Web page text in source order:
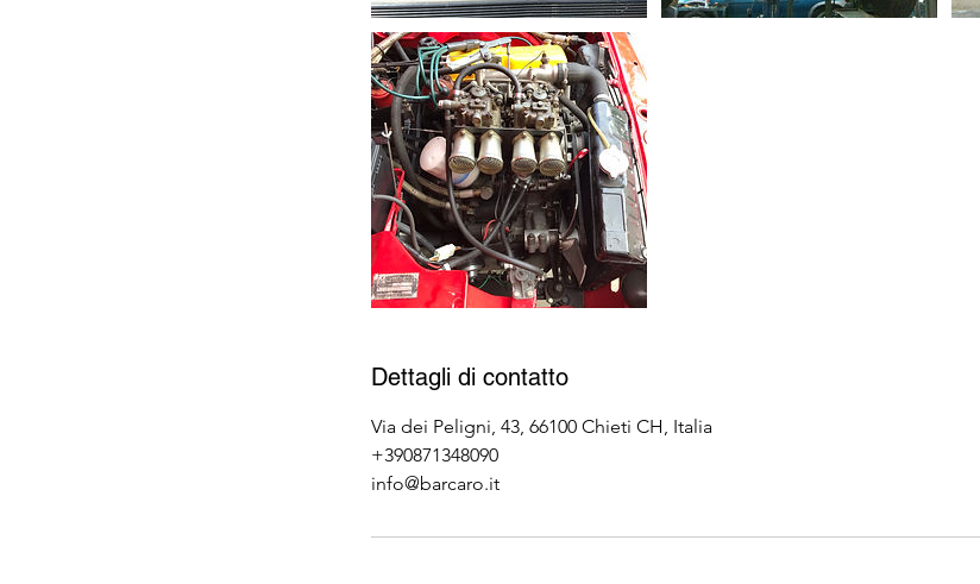
Dettagli di contatto
Via dei Peligni, 43, 66100 Chieti CH, Italia
+390871348090
info@barcaro.it